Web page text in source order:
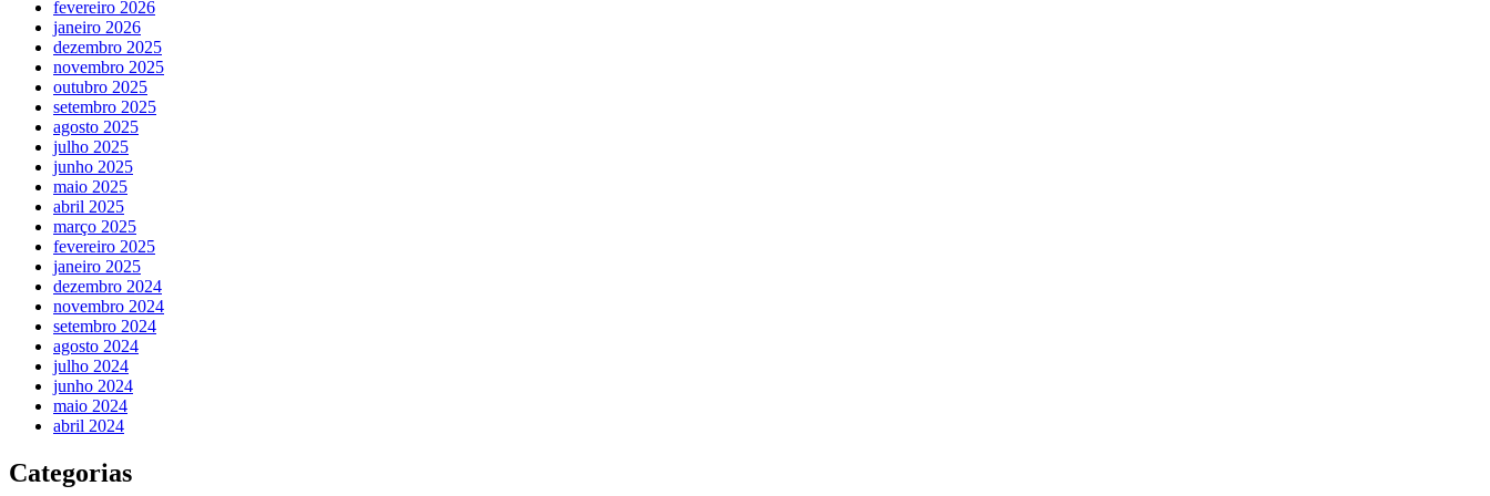
fevereiro 2026
janeiro 2026
dezembro 2025
novembro 2025
outubro 2025
setembro 2025
agosto 2025
julho 2025
junho 2025
maio 2025
abril 2025
março 2025
fevereiro 2025
janeiro 2025
dezembro 2024
novembro 2024
setembro 2024
agosto 2024
julho 2024
junho 2024
maio 2024
abril 2024
Categorias